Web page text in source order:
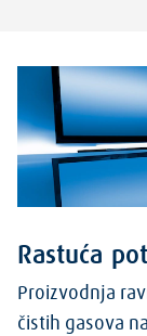
Rastuća
Proizvodnja
čistih gasova